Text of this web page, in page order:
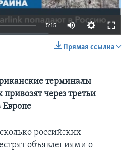
5:15
Прямая ссылка
терминалы
через третьи
Европе
российских
объявлениями о